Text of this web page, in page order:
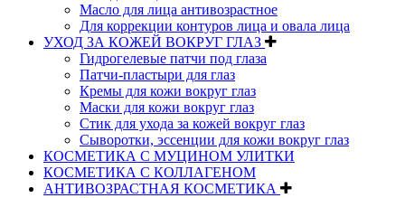
Масло для лица антивозрастное
Для коррекции контуров лица и овала лица
УХОД ЗА КОЖЕЙ ВОКРУГ ГЛАЗ
Гидрогелевые патчи под глаза
Патчи-пластыри для глаз
Кремы для кожи вокруг глаз
Маски для кожи вокруг глаз
Стик для ухода за кожей вокруг глаз
Сыворотки, эссенции для кожи вокруг глаз
КОСМЕТИКА С МУЦИНОМ УЛИТКИ
КОСМЕТИКА С КОЛЛАГЕНОМ
АНТИВОЗРАСТНАЯ КОСМЕТИКА